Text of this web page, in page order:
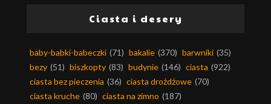
Ciasta i desery
baby-babki-babeczki (71) bakalie (370) barwniki (35)
bezy (51) biszkopty (83) budynie (146) ciasta (922)
ciasta bez pieczenia (36) ciasta drożdżowe (70)
ciasta kruche (80) ciasta na zimno (187)